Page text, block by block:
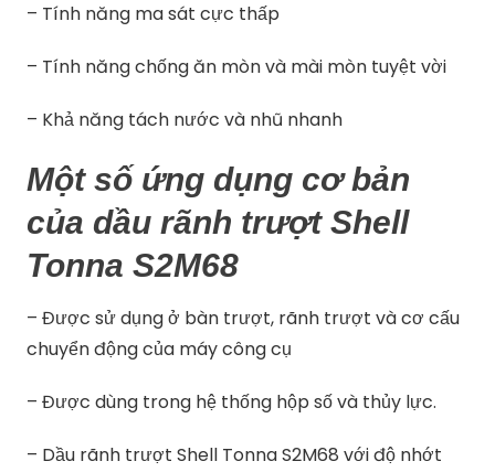
– Tính năng ma sát cực thấp
– Tính năng chống ăn mòn và mài mòn tuyệt vời
– Khả năng tách nước và nhũ nhanh
Một số ứng dụng cơ bản
của dầu rãnh trượt Shell
Tonna S2M68
– Được sử dụng ở bàn trượt, rãnh trượt và cơ cấu
chuyển động của máy công cụ
– Được dùng trong hệ thống hộp số và thủy lực.
– Dầu rãnh trượt Shell Tonna S2M68 với độ nhớt